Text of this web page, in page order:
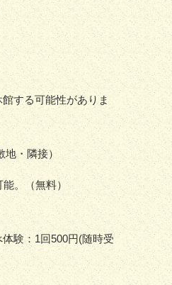
する可能性がありま
地・隣接）
。（無料）
験：1回500円(随時受